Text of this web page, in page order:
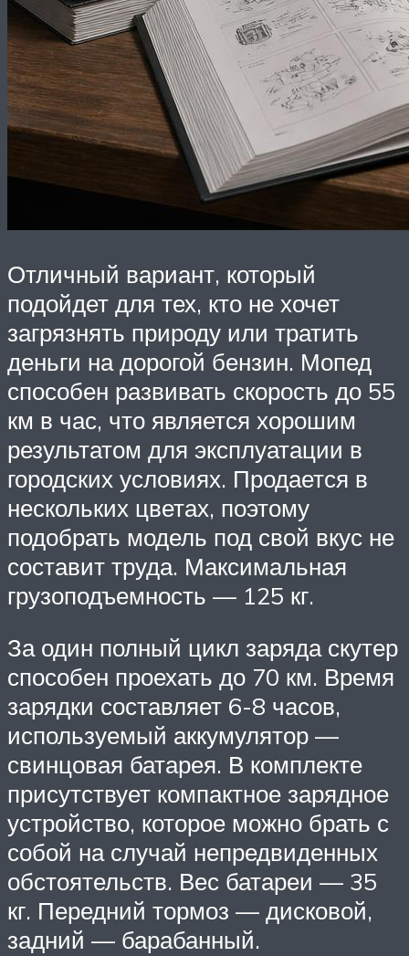
Отличный вариант, который
подойдет для тех, кто не хочет
загрязнять природу или тратить
деньги на дорогой бензин. Мопед
способен развивать скорость до 55
км в час, что является хорошим
результатом для эксплуатации в
городских условиях. Продается в
нескольких цветах, поэтому
подобрать модель под свой вкус не
составит труда. Максимальная
грузоподъемность — 125 кг.
За один полный цикл заряда скутер
способен проехать до 70 км. Время
зарядки составляет 6-8 часов,
используемый аккумулятор —
свинцовая батарея. В комплекте
присутствует компактное зарядное
устройство, которое можно брать с
собой на случай непредвиденных
обстоятельств. Вес батареи — 35
кг. Передний тормоз — дисковой,
задний — барабанный.